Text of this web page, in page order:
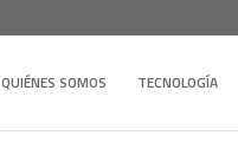
QUIÉNES SOMOS TECNOLOGÍA